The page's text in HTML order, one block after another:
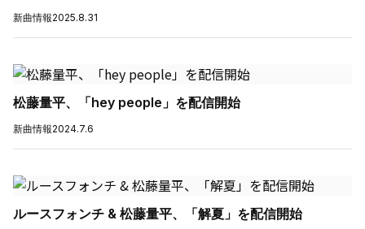
新曲情報2025.8.31
松藤量平、「hey people」を配信開始
新曲情報2024.7.6
ルースフォンチ & 松藤量平、「解夏」を配信開始